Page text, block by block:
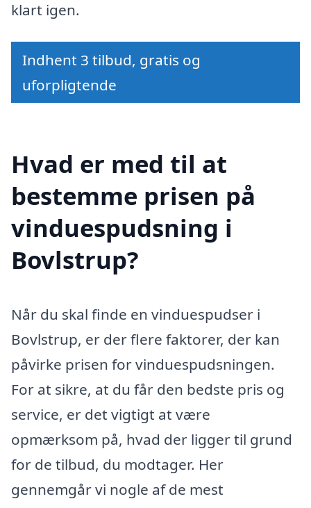
klart igen.
Indhent 3 tilbud, gratis og
uforpligtende
Hvad er med til at
bestemme prisen på
vinduespudsning i
Bovlstrup?
Når du skal finde en vinduespudser i
Bovlstrup, er der flere faktorer, der kan
påvirke prisen for vinduespudsningen.
For at sikre, at du får den bedste pris og
service, er det vigtigt at være
opmærksom på, hvad der ligger til grund
for de tilbud, du modtager. Her
gennemgår vi nogle af de mest